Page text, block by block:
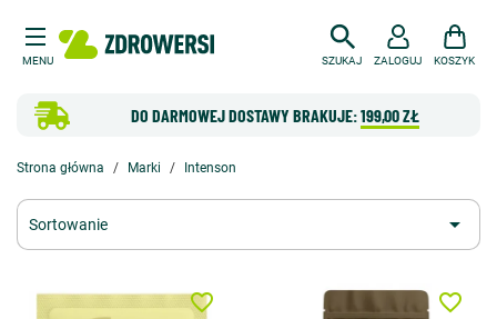
MENU SZUKAJ
DO DARMOWEJ DOSTAWY BRAKUJE:199,00 ZŁ
ZALOGUJ KOSZYK
Strona główna Marki Intenson
Sortowanie 
favorite_border favorite_border